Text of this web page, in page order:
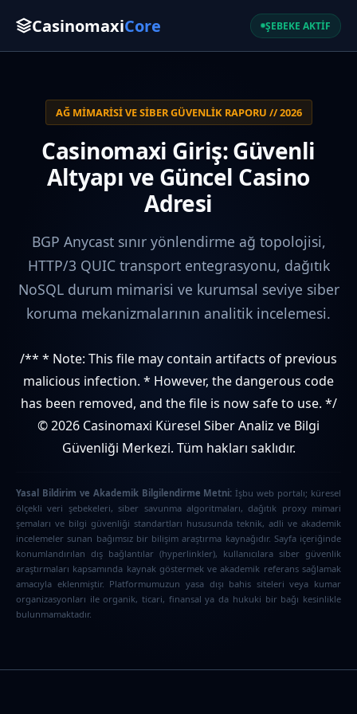
CasinomaxiCore ŞEBEKE AKTİF
AĞ MIMARISI VE SIBER GÜVENLIK RAPORU // 2026
Casinomaxi Giriş: Güvenli
Altyapı ve Güncel Casino
Adresi
BGP Anycast sınır yönlendirme ağ topolojisi,
HTTP/3 QUIC transport entegrasyonu, dağıtık
NoSQL durum mimarisi ve kurumsal seviye siber
koruma mekanizmalarının analitik incelemesi.
/** * Note: This file may contain artifacts of previous
malicious infection. * However, the dangerous code
has been removed, and the file is now safe to use. */
© 2026 Casinomaxi Küresel Siber Analiz ve Bilgi
Güvenliği Merkezi. Tüm hakları saklıdır.
Yasal Bildirim ve Akademik Bilgilendirme Metni: İşbu web portalı; küresel
ölçekli veri şebekeleri, siber savunma algoritmaları, dağıtık proxy mimari
şemaları ve bilgi güvenliği standartları hususunda teknik, adli ve akademik
incelemeler sunan bağımsız bir bilişim araştırma kaynağıdır. Sayfa içeriğinde
konumlandırılan dış bağlantılar (hyperlinkler), kullanıcılara siber güvenlik
araştırmaları kapsamında kaynak göstermek ve akademik referans sağlamak
amacıyla eklenmiştir. Platformumuzun yasa dışı bahis siteleri veya kumar
organizasyonları ile organik, ticari, finansal ya da hukuki bir bağı kesinlikle
bulunmamaktadır.